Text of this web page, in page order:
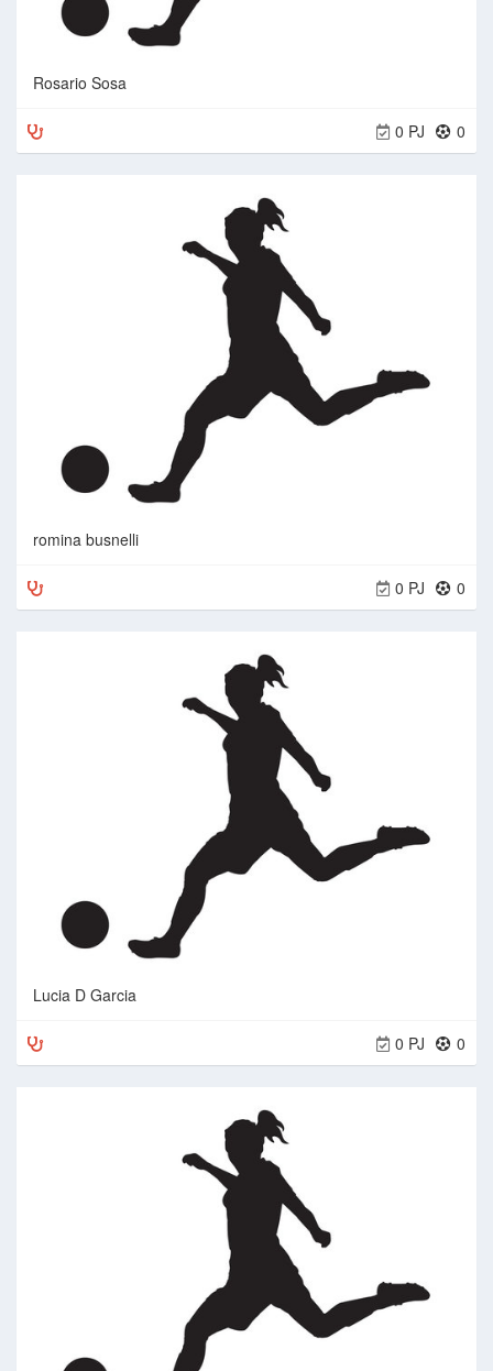
Rosario Sosa
0
0 PJ
romina busnelli
0
0 PJ
Lucia D Garcia
0
0 PJ